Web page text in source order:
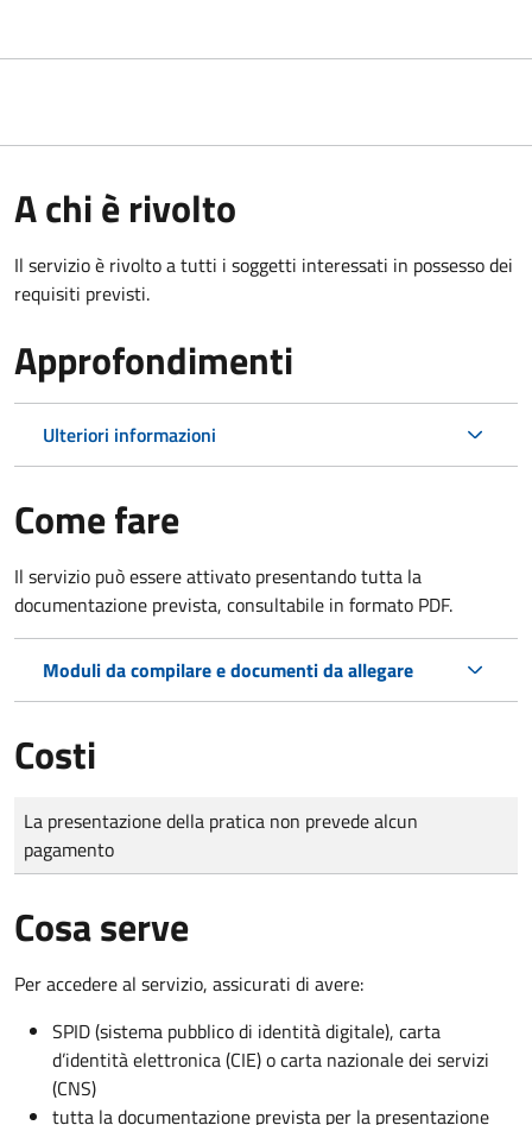
A chi è rivolto
Il servizio è rivolto a tutti i soggetti interessati in possesso dei
requisiti previsti.
Approfondimenti
Ulteriori informazioni
Come fare
Il servizio può essere attivato presentando tutta la
documentazione prevista, consultabile in formato PDF.
Moduli da compilare e documenti da allegare
Costi
Tipo di pagamento
Importo
La presentazione della pratica non prevede alcun
pagamento
Cosa serve
Per accedere al servizio, assicurati di avere:
SPID (sistema pubblico di identità digitale), carta
d’identità elettronica (CIE) o carta nazionale dei servizi
(CNS)
tutta la documentazione prevista per la presentazione